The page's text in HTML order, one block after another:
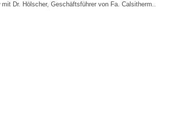
Dr. Hölscher, Geschäftsführer von Fa. Calsitherm..